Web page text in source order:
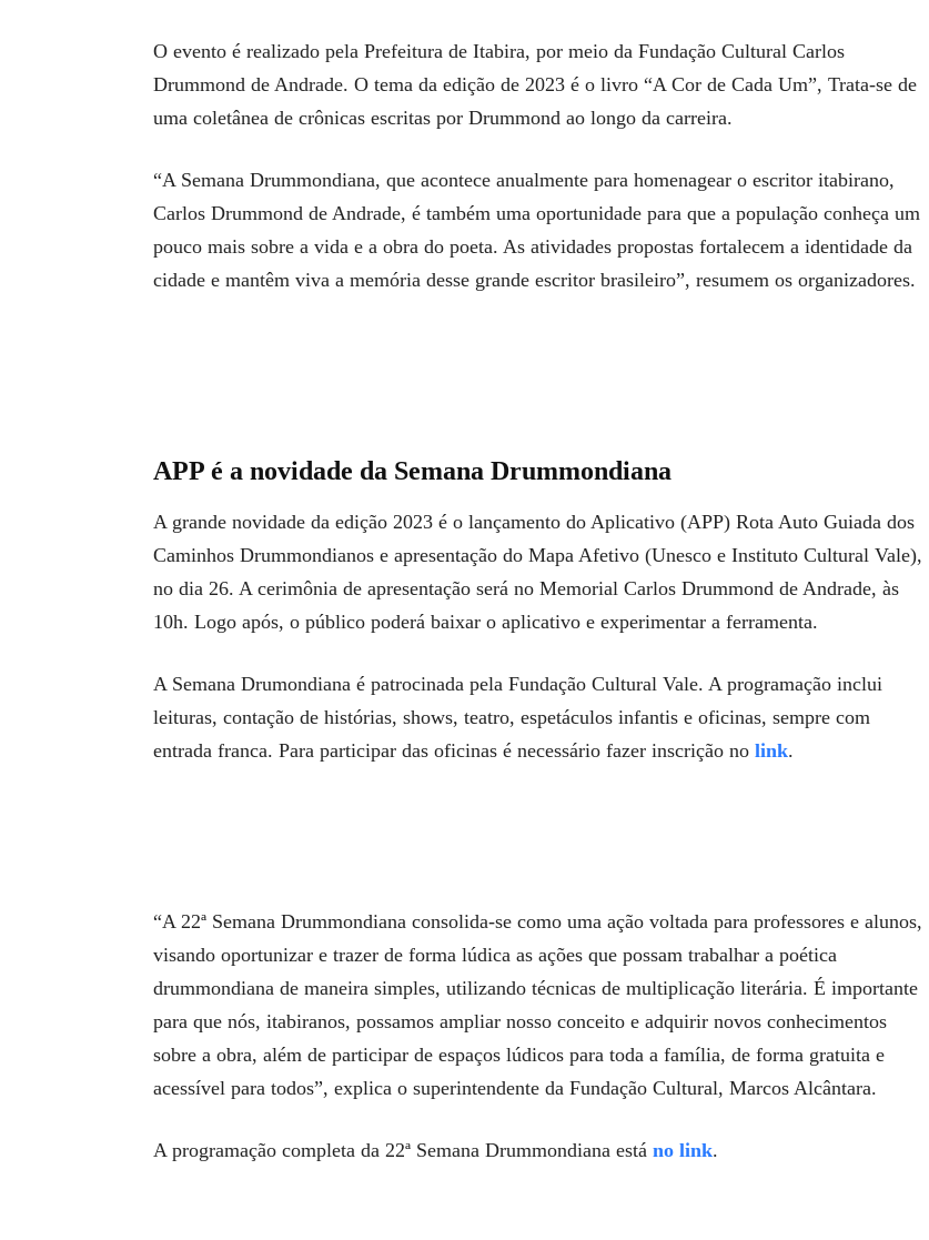
O evento é realizado pela Prefeitura de Itabira, por meio da Fundação Cultural Carlos
Drummond de Andrade. O tema da edição de 2023 é o livro “A Cor de Cada Um”, Trata-se de
uma coletânea de crônicas escritas por Drummond ao longo da carreira.
“A Semana Drummondiana, que acontece anualmente para homenagear o escritor itabirano,
Carlos Drummond de Andrade, é também uma oportunidade para que a população conheça um
pouco mais sobre a vida e a obra do poeta. As atividades propostas fortalecem a identidade da
cidade e mantêm viva a memória desse grande escritor brasileiro”, resumem os organizadores.
APP é a novidade da Semana Drummondiana
A grande novidade da edição 2023 é o lançamento do Aplicativo (APP) Rota Auto Guiada dos
Caminhos Drummondianos e apresentação do Mapa Afetivo (Unesco e Instituto Cultural Vale),
no dia 26. A cerimônia de apresentação será no Memorial Carlos Drummond de Andrade, às
10h. Logo após, o público poderá baixar o aplicativo e experimentar a ferramenta.
A Semana Drumondiana é patrocinada pela Fundação Cultural Vale. A programação inclui
leituras, contação de histórias, shows, teatro, espetáculos infantis e oficinas, sempre com
entrada franca. Para participar das oficinas é necessário fazer inscrição no link.
“A 22ª Semana Drummondiana consolida-se como uma ação voltada para professores e alunos,
visando oportunizar e trazer de forma lúdica as ações que possam trabalhar a poética
drummondiana de maneira simples, utilizando técnicas de multiplicação literária. É importante
para que nós, itabiranos, possamos ampliar nosso conceito e adquirir novos conhecimentos
sobre a obra, além de participar de espaços lúdicos para toda a família, de forma gratuita e
acessível para todos”, explica o superintendente da Fundação Cultural, Marcos Alcântara.
A programação completa da 22ª Semana Drummondiana está no link.